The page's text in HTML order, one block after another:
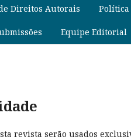
Direitos Autorais
Equipe Editorial
revista serão usados